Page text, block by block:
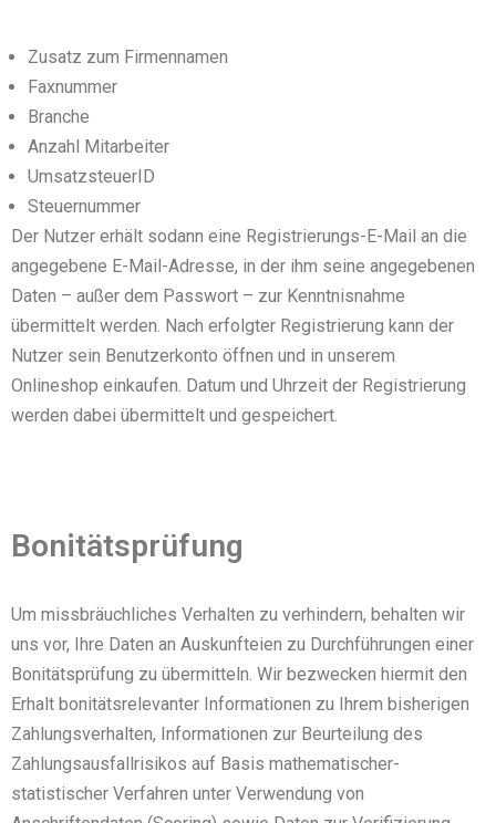
Zusatz zum Firmennamen
Faxnummer
Branche
Anzahl Mitarbeiter
UmsatzsteuerID
Steuernummer
Der Nutzer erhält sodann eine Registrierungs-E-Mail an die
angegebene E-Mail-Adresse, in der ihm seine angegebenen
Daten – außer dem Passwort – zur Kenntnisnahme
übermittelt werden. Nach erfolgter Registrierung kann der
Nutzer sein Benutzerkonto öffnen und in unserem
Onlineshop einkaufen. Datum und Uhrzeit der Registrierung
werden dabei übermittelt und gespeichert.
Bonitätsprüfung
Um missbräuchliches Verhalten zu verhindern, behalten wir
uns vor, Ihre Daten an Auskunfteien zu Durchführungen einer
Bonitätsprüfung zu übermitteln. Wir bezwecken hiermit den
Erhalt bonitätsrelevanter Informationen zu Ihrem bisherigen
Zahlungsverhalten, Informationen zur Beurteilung des
Zahlungsausfallrisikos auf Basis mathematischer-
statistischer Verfahren unter Verwendung von